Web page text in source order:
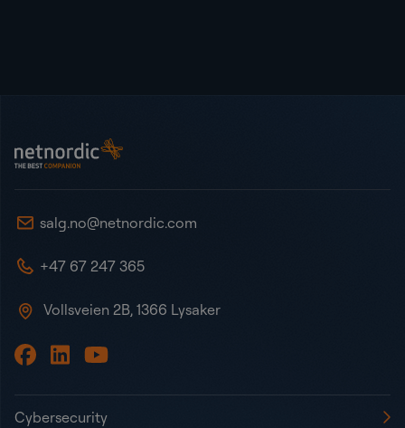
NetNordic Norway
salg.no@netnordic.com
+47 67 247 365
Vollsveien 2B, 1366 Lysaker
Cybersecurity